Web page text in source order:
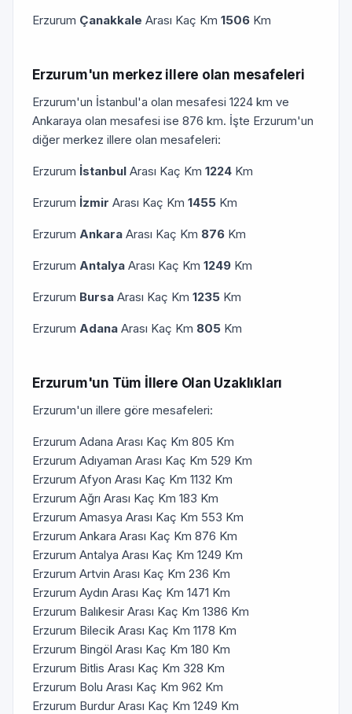
Erzurum Çanakkale Arası Kaç Km 1506 Km
Erzurum'un merkez illere olan mesafeleri
Erzurum'un İstanbul'a olan mesafesi 1224 km ve
Ankaraya olan mesafesi ise 876 km. İşte Erzurum'un
diğer merkez illere olan mesafeleri:
Erzurum İstanbul Arası Kaç Km 1224 Km
Erzurum İzmir Arası Kaç Km 1455 Km
Erzurum Ankara Arası Kaç Km 876 Km
Erzurum Antalya Arası Kaç Km 1249 Km
Erzurum Bursa Arası Kaç Km 1235 Km
Erzurum Adana Arası Kaç Km 805 Km
Erzurum'un Tüm İllere Olan Uzaklıkları
Erzurum'un illere göre mesafeleri:
Erzurum Adana Arası Kaç Km 805 Km
Erzurum Adıyaman Arası Kaç Km 529 Km
Erzurum Afyon Arası Kaç Km 1132 Km
Erzurum Ağrı Arası Kaç Km 183 Km
Erzurum Amasya Arası Kaç Km 553 Km
Erzurum Ankara Arası Kaç Km 876 Km
Erzurum Antalya Arası Kaç Km 1249 Km
Erzurum Artvin Arası Kaç Km 236 Km
Erzurum Aydın Arası Kaç Km 1471 Km
Erzurum Balıkesir Arası Kaç Km 1386 Km
Erzurum Bilecik Arası Kaç Km 1178 Km
Erzurum Bingöl Arası Kaç Km 180 Km
Erzurum Bitlis Arası Kaç Km 328 Km
Erzurum Bolu Arası Kaç Km 962 Km
Erzurum Burdur Arası Kaç Km 1249 Km